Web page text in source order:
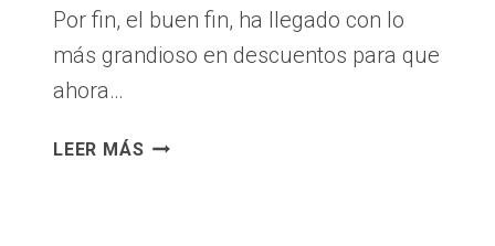
Por fin, el buen fin, ha llegado con lo
más grandioso en descuentos para que
ahora…
LEER MÁS BUEN